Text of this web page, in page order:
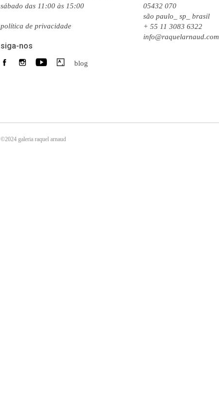
sábado das 11:00 às 15:00
política de privacidade
siga-nos
blog
05432 070
são paulo_ sp_ brasil
+ 55 11 3083 6322
info@raquelarnaud.com
©2024 galeria raquel arnaud